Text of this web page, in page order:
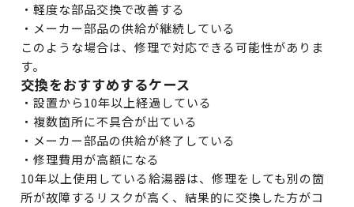
・軽度な部品交換で改善する
・メーカー部品の供給が継続している
このような場合は、修理で対応できる可能性がありま
す。
交換をおすすめするケース
・設置から10年以上経過している
・複数箇所に不具合が出ている
・メーカー部品の供給が終了している
・修理費用が高額になる
10年以上使用している給湯器は、修理をしても別の箇
所が故障するリスクが高く、結果的に交換した方がコ